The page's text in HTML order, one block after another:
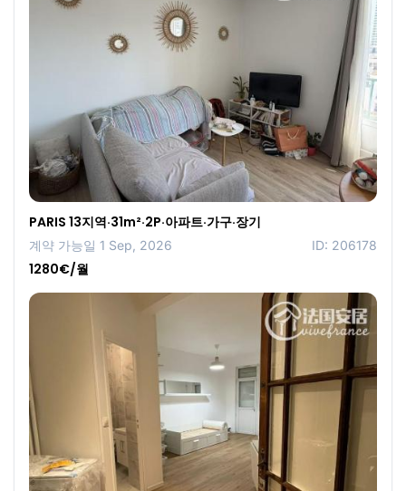
PARIS 13지역·31m²·2P·아파트·가구·장기
계약 가능일 1 Sep, 2026 ID: 206178
1280€/월